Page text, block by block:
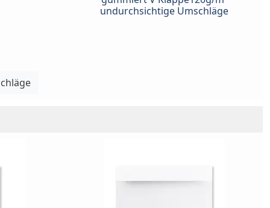
undurchsichtige Umschläge